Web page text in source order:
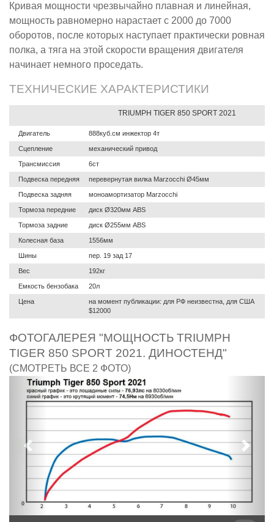
Кривая мощности чрезвычайно плавная и линейная,
мощность равномерно нарастает с 2000 до 7000
оборотов, после которых наступает практически ровная
полка, а тяга на этой скорости вращения двигателя
начинает немного проседать.
ТЕХНИЧЕСКИЕ ХАРАКТЕРИСТИКИ
Двигатель
Сцепление
Трансмиссия
Подвеска передняя
Подвеска задняя
Тормоза передние
Тормоза задние
Колесная база
Шины
Вес
Емкость бензобака
Цена
TRIUMPH TIGER 850 SPORT 2021
888куб.см инжектор 4т
механический привод
6ст
перевернутая вилка Marzocchi Ø45мм
моноамортизатор Marzocchi
диск Ø320мм ABS
диск Ø255мм ABS
1556мм
пер. 19 зад 17
192кг
20л
на момент публикации: для РФ неизвестна, для США
$12000
ФОТОГАЛЕРЕЯ "МОЩНОСТЬ TRIUMPH
TIGER 850 SPORT 2021. ДИНОСТЕНД"
(СМОТРЕТЬ ВСЕ 2 ФОТО)
Предыдущий